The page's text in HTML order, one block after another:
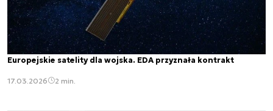
Europejskie satelity dla wojska. EDA przyznała kontrakt
17.03.2026 2 min.